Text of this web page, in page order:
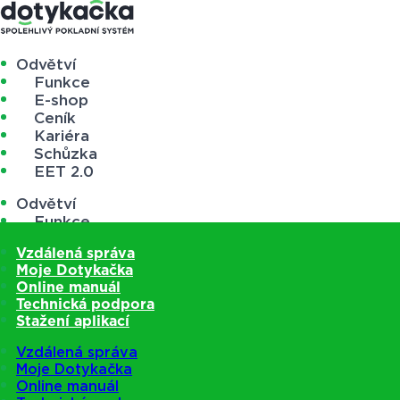
Odvětví
Funkce
E-shop
Ceník
Kariéra
Schůzka
EET 2.0
Odvětví
Funkce
Ceník
Kariéra
Schůzka
EET 2.0
Vzdálená správa
Moje Dotykačka
Online manuál
Technická podpora
Stažení aplikací
Vzdálená správa
Moje Dotykačka
Online manuál